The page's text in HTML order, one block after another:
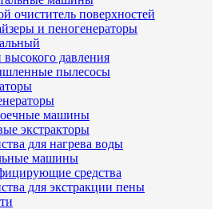
очиститель поверхностей
и пеногенераторы
давления
пылесосы
машины
экстракторы
для нагрева воды
машины
средства
для экстракции пены